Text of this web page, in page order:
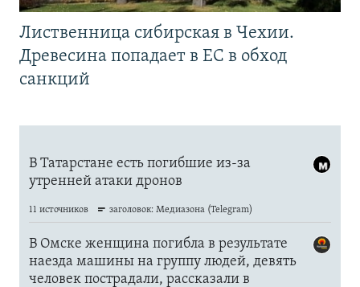
Лиственница сибирская в Чехии.
Древесина попадает в ЕС в обход
санкций